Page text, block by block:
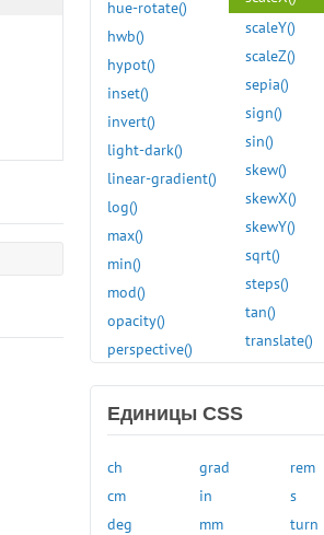
:first
:first-child
:first-of-type
:focus
:focus-visible
:focus-within
:fullscreen
:has()
:hover
:in-range
:indeterminate
:invalid
:is()
:last-child
:last-of-type
:left
:link
:local-link
hue-rotate()
hwb()
hypot()
inset()
invert()
light-dark()
linear-gradient()
log()
max()
min()
mod()
opacity()
perspective()
radial-gradient()
rect()
scaleY()
scaleZ()
sepia()
sign()
sin()
skew()
skewX()
skewY()
sqrt()
steps()
tan()
translate()
translateX()
Единицы CSS
ch
cm
deg
grad
in
mm
rem
s
turn